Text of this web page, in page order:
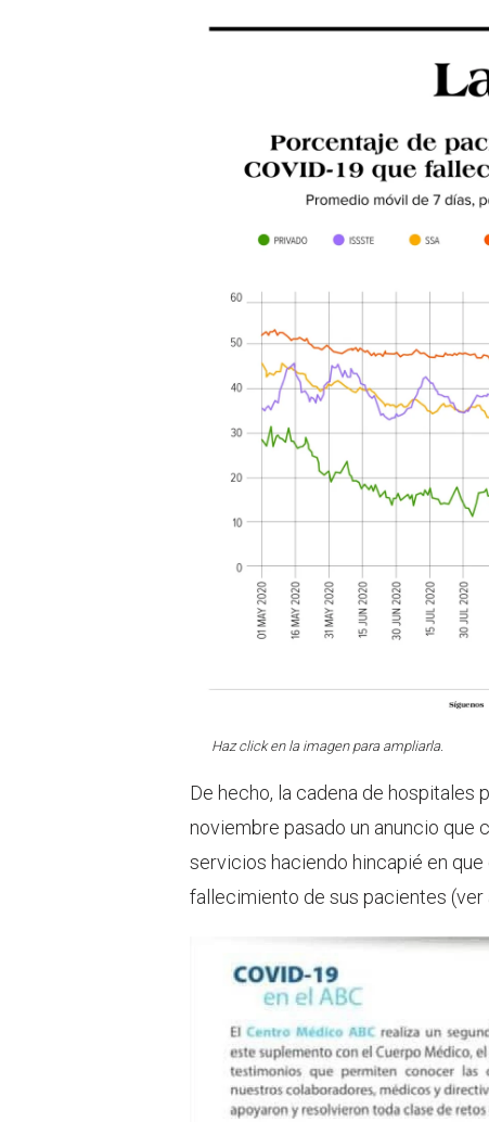
Haz click en la imagen para ampliarla.
De hecho, la cadena de hospitales
noviembre pasado un anuncio que
servicios haciendo hincapié en
fallecimiento de sus pacientes (ver